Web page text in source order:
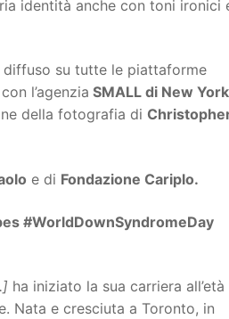
identità anche con toni ironici
diffuso su tutte le piattaforme
l’agenzia SMALL di New York
della fotografia di
e di Fondazione Cariplo.
#WorldDownSyndromeDay
ha iniziato la sua carriera all’età
Nata e cresciuta a Toronto, in